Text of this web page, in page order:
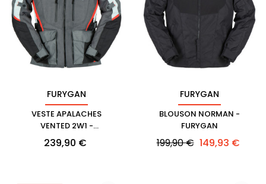
FURYGAN
VESTE APALACHES
VENTED 2W1 -
FURYGAN
Prix
239,90 €
FURYGAN
BLOUSON NORMAN -
FURYGAN
Prix
199,90 € Prix
149,93 €